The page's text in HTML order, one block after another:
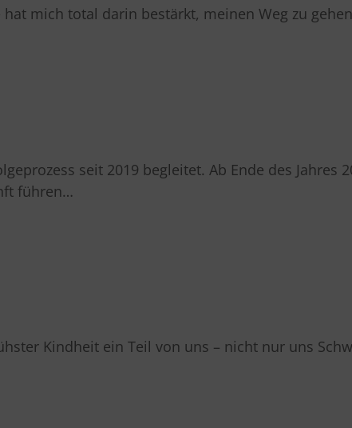
hat mich total darin bestärkt, meinen Weg zu
seit 2019 begleitet. Ab Ende des
führen…
Kindheit ein Teil von uns – nicht nur uns